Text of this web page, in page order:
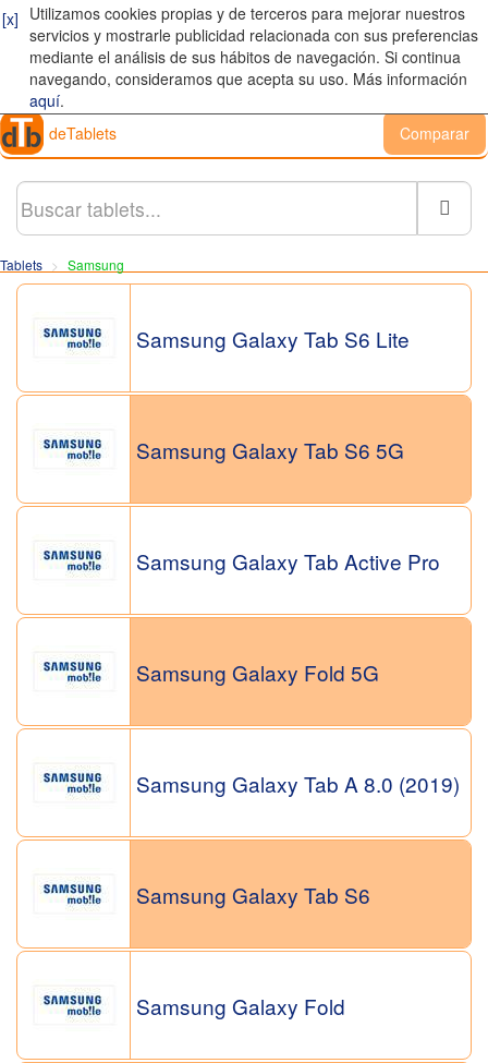
[x] Utilizamos cookies propias y de terceros para mejorar nuestros
servicios y mostrarle publicidad relacionada con sus preferencias
mediante el análisis de sus hábitos de navegación. Si continua
navegando, consideramos que acepta su uso. Más información
aquí.
deTablets
Comparar
Tablets Samsung
Samsung Galaxy Tab S6 Lite
Samsung Galaxy Tab S6 5G
Samsung Galaxy Tab Active Pro
Samsung Galaxy Fold 5G
Samsung Galaxy Tab A 8.0 (2019)
Samsung Galaxy Tab S6
Samsung Galaxy Fold